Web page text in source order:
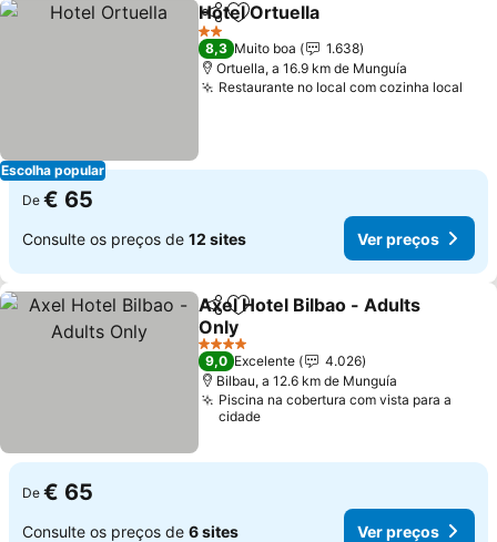
Escolha popular
PartilharAdicionar aos favoritos
Hotel Ortuella
2 Estrelas
8,3 Muito boa
1.638
Ortuella, a 16.9 km de Munguía
Restaurante no local com cozinha local
De € 65
Consulte os preços de 12 sites Ver preços
PartilharAdicionar aos favoritos
Axel Hotel Bilbao - Adults
Only
Ver preços
4 Estrelas
9,0 Excelente
4.026
Bilbau, a 12.6 km de Munguía
Piscina na cobertura com vista para a
cidade
De € 65
Consulte os preços de 6 sites Ver preços